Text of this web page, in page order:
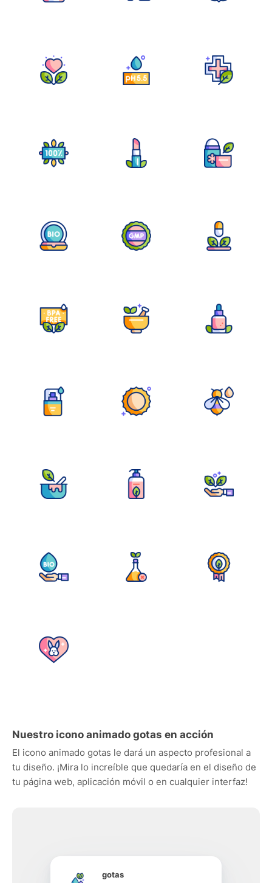
Nuestro icono animado gotas en acción
El icono animado gotas le dará un aspecto profesional a
tu diseño. ¡Mira lo increíble que quedaría en el diseño de
tu página web, aplicación móvil o en cualquier interfaz!
gotas